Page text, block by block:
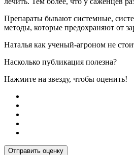
Препараты бывают системные,
методы, которые предохраняют от
Наталья как ученый-агроном не
Насколько публикация полезна?
Нажмите на звезду, чтобы оценить!
Отправить оценку